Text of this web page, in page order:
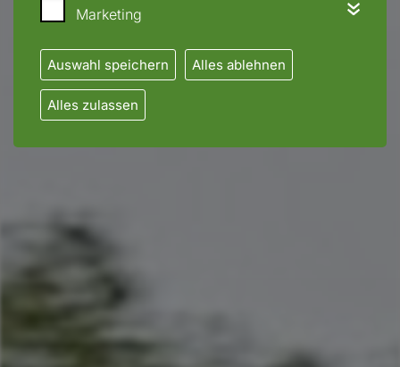
Marketing
Auswahl speichern Alles ablehnen
Alles zulassen